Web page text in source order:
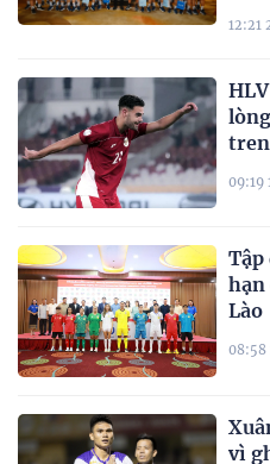
12:21
09:19
hạn
Lào
08:58
vì